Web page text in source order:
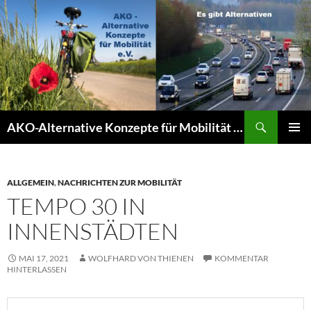
Zum
Inhalt
springen
AKO-Alternative Konzepte für Mobilität e.V.
ALLGEMEIN,NACHRICHTEN ZUR MOBILITÄT
TEMPO 30 IN
INNENSTÄDTEN
MAI 17, 2021 WOLFHARD VON THIENEN
KOMMENTAR
HINTERLASSEN